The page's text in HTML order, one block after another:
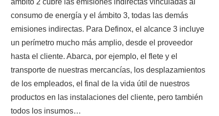
ámbito 2 cubre las emisiones indirectas vinculadas al
consumo de energía y el ámbito 3, todas las demás
emisiones indirectas. Para Definox, el alcance 3 incluye
un perímetro mucho más amplio, desde el proveedor
hasta el cliente. Abarca, por ejemplo, el flete y el
transporte de nuestras mercancías, los desplazamientos
de los empleados, el final de la vida útil de nuestros
productos en las instalaciones del cliente, pero también
todos los insumos…